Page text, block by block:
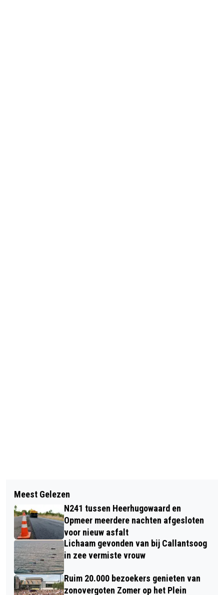
VERKEERSONGEVAL NA RISICOVOLLE
INHAALMANOEUVRE OP ROTONDE
KOOIMEER
AZ BOEKT TEGEN FC DRITA DERDE
ZEGE IN CONFERENCE LEAGUE
Meest Gelezen
N241 tussen Heerhugowaard en
Opmeer meerdere nachten afgesloten
voor nieuw asfalt
Lichaam gevonden van bij Callantsoog
in zee vermiste vrouw
Ruim 20.000 bezoekers genieten van
zonovergoten Zomer op het Plein